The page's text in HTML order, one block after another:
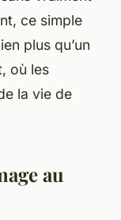
ce simple
plus qu’un
où les
la vie de
au